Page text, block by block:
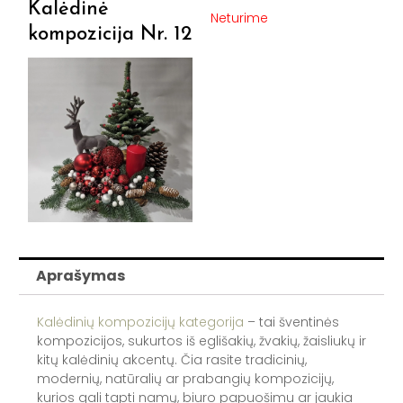
Kalėdinė
kompozicija Nr. 12
Neturime
Aprašymas
Kalėdinių kompozicijų kategorija – tai šventinės
kompozicijos, sukurtos iš eglišakių, žvakių, žaisliukų ir
kitų kalėdinių akcentų. Čia rasite tradicinių,
modernių, natūralių ar prabangių kompozicijų,
kurios gali tapti namų, biuro papuošimu ar jaukia